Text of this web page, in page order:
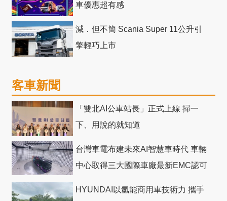
車優惠超有感
減．但不簡 Scania Super 11公升引
擎輕巧上市
客車新聞
「雙北AI公車站長」正式上線 掃一
下、用說的就知道
台灣車電布建未來AI智慧車時代 車輛
中心取得三大國際車廠最新EMC認可
HYUNDAI以氫能商用車技術力 攜手